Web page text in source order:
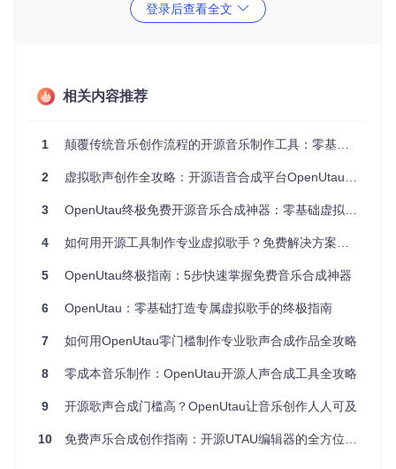
场景三：系统兼容性与资源占用问题
OpenUtau作为开源虚拟歌手创作平台，针对上述痛点提供了
全面解决方案：
用版限制或付费升级。项目代码托管于https://gitcode.com/gh
发。
跨平台支持，随处创作
OpenUtau。这意味着你可以在台式机、笔记本甚至开发板上
配置要求不高。即使是普通办公电脑，也能流畅处理多轨音频
登录后查看全文
相关内容推荐
1 颠覆传统音乐创作流程的开源音乐制作工具：零基础也能制作专业虚拟歌手作品
2 虚拟歌声创作全攻略：开源语音合成平台OpenUtau从入门到精通
3 OpenUtau终极免费开源音乐合成神器：零基础虚拟歌手制作完整指南
4 如何用开源工具制作专业虚拟歌手？免费解决方案全解析
5 OpenUtau终极指南：5步快速掌握免费音乐合成神器
6 OpenUtau：零基础打造专属虚拟歌手的终极指南
7 如何用OpenUtau零门槛制作专业歌声合成作品全攻略
8 零成本音乐制作：OpenUtau开源人声合成工具全攻略
9 开源歌声合成门槛高？OpenUtau让音乐创作人人可及
10 免费声乐合成创作指南：开源UTAU编辑器的全方位应用